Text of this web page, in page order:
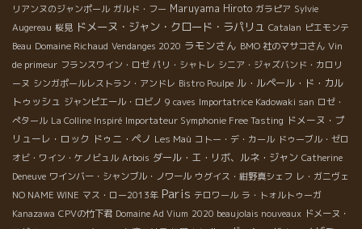
リアンヌのジャンポール ガルド・フー Maruyama Hiroto ガラピア Sylvie
Augereau 桜見 ドメーヌ・ジャン・クロード・ラパリュ Catalan ピエモンテ
Beau Domaine Richaud Vendanges 2020 ラモンさん BMO 社のマサコさん Vin
de primeur フランスワイン・ロゼ パリ・シャトレ シニア・ジャズバンド・カロリ
ーヌ シンガポールレストラン・アンドレ Bistro Poulpe ル・ルペール・ド・カル
トゥッシュ ジャンピエール・ロビノ 9 caves Importatrice Kadowaki san ロゼ・
ぺタール La Colline Inspiré Importateur Symphonie Free Tasting ドメーヌ・プ
リューレ・ロック ドゥニ・ペノ Les Maù コトー・デ・カール ドゥーブル・ゼロ
オビ・ワイン・ケノビュル Arbois ダール・エ・リボ、ルネ・ジャン Catherine
Deneuve ワインバー・シャンブル・ノワール ウグイス・紺野真シェフ レ・ガニヴェ
NO NAME WINE マス・ロー2013年 Paris テロワール ラ・トォルトゥーガ
Kanazawa CPVの竹下君 Domaine Ad Vium 2020 beaujolais nouveaux ドメーヌ・